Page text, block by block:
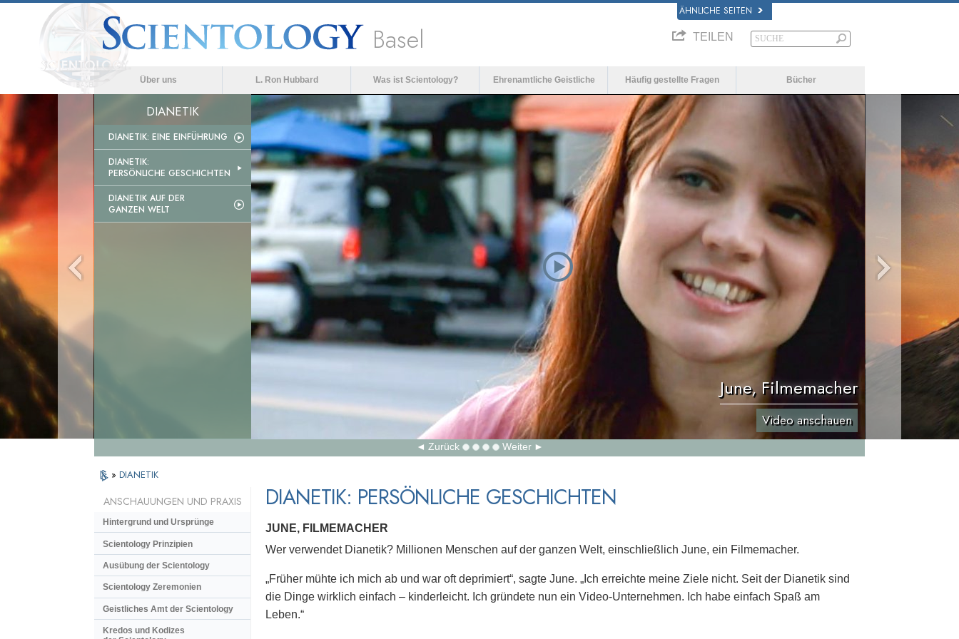
ÄHNLICHE SEITEN
Basel TEILEN
Über uns L. Ron Hubbard Was ist Scientology? Ehrenamtliche Geistliche Häufig gestellte Fragen Bücher
DIANETIK
DIANETIK: EINE EINFÜHRUNG
DIANETIK:
PERSÖNLICHE GESCHICHTEN
DIANETIK AUF DER
GANZEN WELT
June, Filmemacher
Video anschauen
Zurück Weiter
» DIANETIK
DIANETIK: PERSÖNLICHE GESCHICHTEN
JUNE, FILMEMACHER
Wer verwendet Dianetik? Millionen Menschen auf der ganzen Welt, einschließlich June, ein Filmemacher.
„Früher mühte ich mich ab und war oft deprimiert“, sagte June. „Ich erreichte meine Ziele nicht. Seit der Dianetik sind
die Dinge wirklich einfach – kinderleicht. Ich gründete nun ein Video-Unternehmen. Ich habe einfach Spaß am
Leben.“
ANSCHAUUNGEN UND PRAXIS
Hintergrund und Ursprünge
Scientology Prinzipien
Ausübung der Scientology
Scientology Zeremonien
Geistliches Amt der Scientology
Kredos und Kodizes